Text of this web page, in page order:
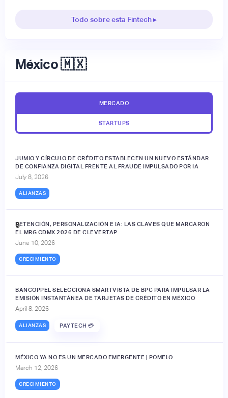
Todo sobre esta Fintech ▸
México 🇲🇽
MERCADO
STARTUPS
JUMIO Y CÍRCULO DE CRÉDITO ESTABLECEN UN NUEVO ESTÁNDAR
DE CONFIANZA DIGITAL FRENTE AL FRAUDE IMPULSADO POR IA
July 8, 2026
ALIANZAS
RETENCIÓN, PERSONALIZACIÓN E IA: LAS CLAVES QUE MARCARON
EL MRG CDMX 2026 DE CLEVERTAP
June 10, 2026
CRECIMIENTO
🔒
BANCOPPEL SELECCIONA SMARTVISTA DE BPC PARA IMPULSAR LA
EMISIÓN INSTANTÁNEA DE TARJETAS DE CRÉDITO EN MÉXICO
April 8, 2026
ALIANZAS PAYTECH 💳
MÉXICO YA NO ES UN MERCADO EMERGENTE | POMELO
March 12, 2026
CRECIMIENTO